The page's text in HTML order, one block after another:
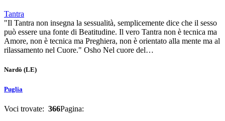
Tantra
"Il Tantra non insegna la sessualità, semplicemente dice che il sesso
può essere una fonte di Beatitudine. Il vero Tantra non è tecnica ma
Amore, non è tecnica ma Preghiera, non è orientato alla mente ma al
rilassamento nel Cuore." Osho Nel cuore del…
Nardò (LE)
Puglia
Voci trovate: 366Pagina: